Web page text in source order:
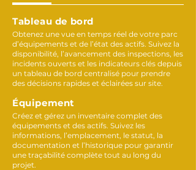
Tableau de bord
Obtenez une vue en temps réel de votre parc
d’équipements et de l’état des actifs. Suivez la
disponibilité, l’avancement des inspections, les
incidents ouverts et les indicateurs clés depuis
un tableau de bord centralisé pour prendre
des décisions rapides et éclairées sur site.
Équipement
Créez et gérez un inventaire complet des
équipements et des actifs. Suivez les
informations, l’emplacement, le statut, la
documentation et l’historique pour garantir
une traçabilité complète tout au long du
projet.